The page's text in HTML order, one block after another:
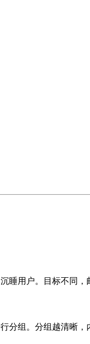
用户。目标不同，
分组。分组越清晰，